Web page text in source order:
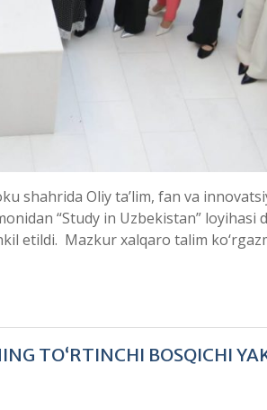
shahrida Oliy taʼlim, fan va
“Study in Uzbekistan” loyihasi
etildi. Mazkur xalqaro talim
TO‘RTINCHI BOSQICHI